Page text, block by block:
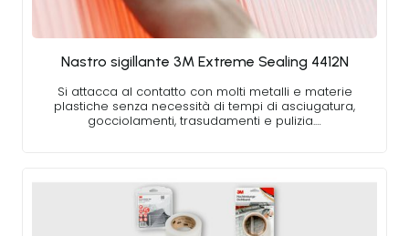
Nastro sigillante 3M Extreme Sealing 4412N
Si attacca al contatto con molti metalli e materie
plastiche senza necessità di tempi di asciugatura,
gocciolamenti, trasudamenti e pulizia.…